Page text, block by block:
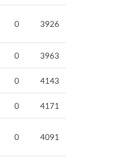
0 3926
0
3963
0
4143
0 4171
0 4091